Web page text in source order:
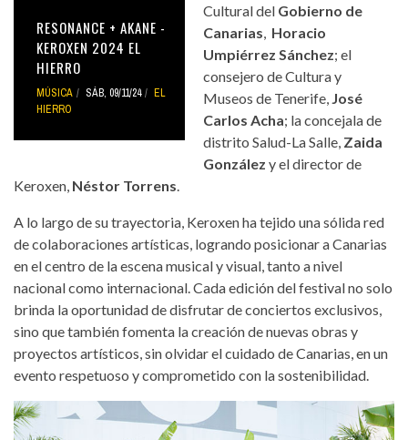
RESONANCE + AKANE -
KEROXEN 2024 EL
HIERRO
MÚSICA SÁB, 09/11/24
EL
HIERRO
Cultural del Gobierno de
Canarias, Horacio
Umpiérrez Sánchez; el
consejero de Cultura y
Museos de Tenerife, José
Carlos Acha; la concejala de
distrito Salud-La Salle, Zaida
González y el director de
Keroxen, Néstor Torrens.
A lo largo de su trayectoria, Keroxen ha tejido una sólida red
de colaboraciones artísticas, logrando posicionar a Canarias
en el centro de la escena musical y visual, tanto a nivel
nacional como internacional. Cada edición del festival no solo
brinda la oportunidad de disfrutar de conciertos exclusivos,
sino que también fomenta la creación de nuevas obras y
proyectos artísticos, sin olvidar el cuidado de Canarias, en un
evento respetuoso y comprometido con la sostenibilidad.